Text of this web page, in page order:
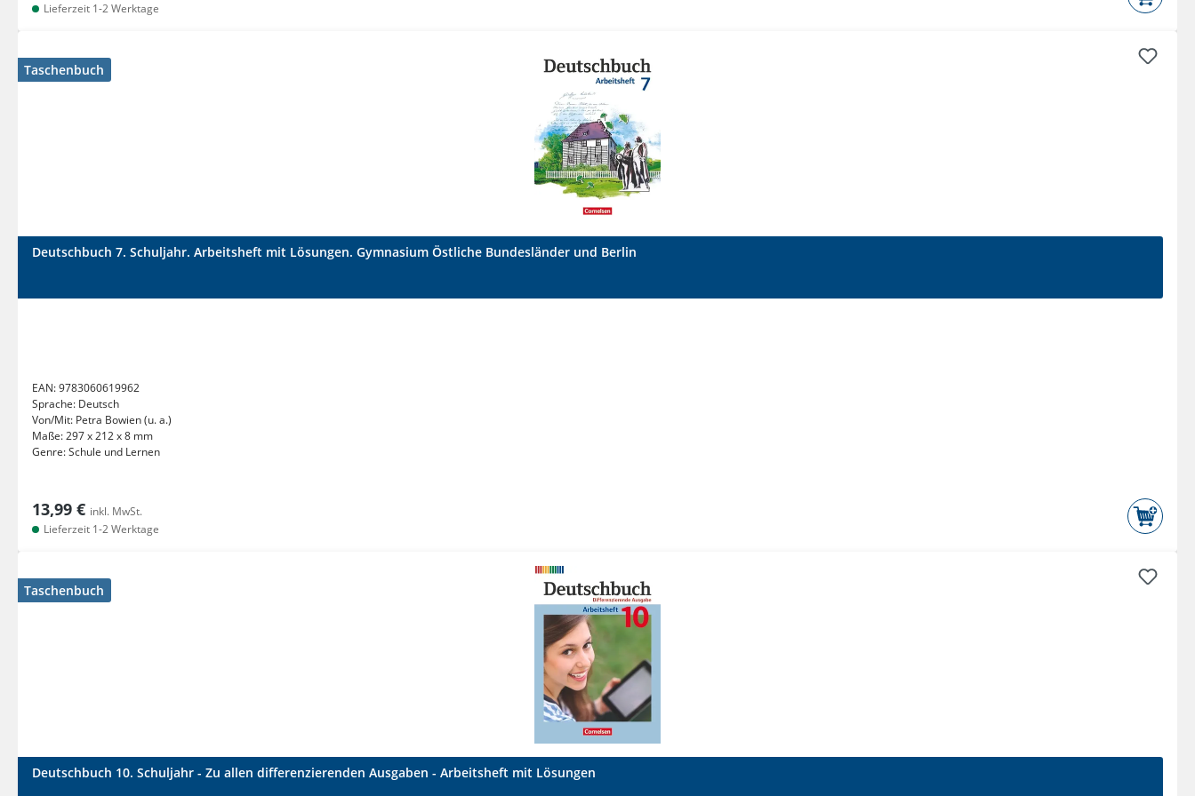
Lieferzeit 1-2 Werktage
Taschenbuch
Deutschbuch 7. Schuljahr. Arbeitsheft mit Lösungen. Gymnasium Östliche Bundesländer und Berlin
EAN:9783060619962
Sprache: Deutsch
Von/Mit: Petra Bowien (u. a.)
Maße:297 x 212 x 8 mm
Genre:Schule und Lernen
13,99 € inkl. MwSt.
Lieferzeit 1-2 Werktage
Taschenbuch
Deutschbuch 10. Schuljahr - Zu allen differenzierenden Ausgaben - Arbeitsheft mit Lösungen